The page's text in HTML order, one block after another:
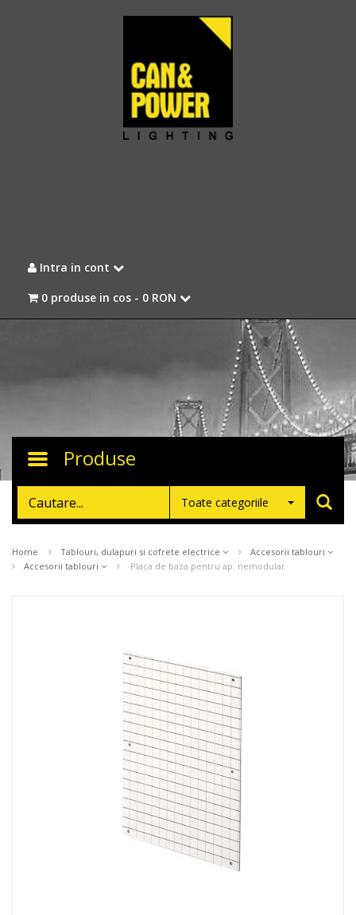
Intra in cont
0 produse in cos - 0 RON
Toggle
Produse
Toate categoriile
Home Tablouri, dulapuri si cofrete electrice
Accesorii tablouri
Accesorii tablouri
Placa de baza pentru ap. nemodular